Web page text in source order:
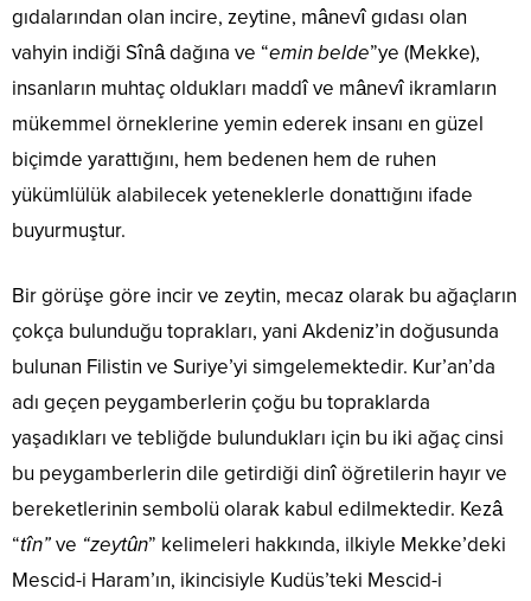
gıdalarından olan incire, zeytine, mânevî gıdası olan
vahyin indiği Sînâ dağına ve “emin belde”ye (Mekke),
insanların muhtaç oldukları maddî ve mânevî ikramların
mükemmel örneklerine yemin ederek insanı en güzel
biçimde yarattığını, hem bedenen hem de ruhen
yükümlülük alabilecek yeteneklerle donattığını ifade
buyurmuştur.
Bir görüşe göre incir ve zeytin, mecaz olarak bu ağaçların
çokça bulunduğu toprakları, yani Akdeniz’in doğusunda
bulunan Filistin ve Suriye’yi simgelemektedir. Kur’an’da
adı geçen peygamberlerin çoğu bu topraklarda
yaşadıkları ve tebliğde bulundukları için bu iki ağaç cinsi
bu peygamberlerin dile getirdiği dinî öğretilerin hayır ve
bereketlerinin sembolü olarak kabul edilmektedir. Kezâ
“tîn”ve “zeytûn” kelimeleri hakkında, ilkiyle Mekke’deki
Mescid-i Haram’ın, ikincisiyle Kudüs’teki Mescid-i